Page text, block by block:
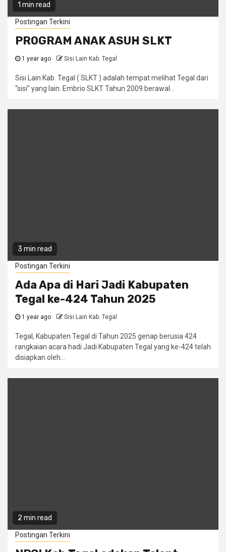
1 min read
Postingan Terkini
PROGRAM ANAK ASUH SLKT
1 year ago Sisi Lain Kab. Tegal
Sisi Lain Kab. Tegal ( SLKT ) adalah tempat melihat Tegal dari
“sisi” yang lain. Embrio SLKT Tahun 2009 berawal...
3 min read
Postingan Terkini
Ada Apa di Hari Jadi Kabupaten
Tegal ke-424 Tahun 2025
1 year ago Sisi Lain Kab. Tegal
Tegal, Kabupaten Tegal di Tahun 2025 genap berusia 424
rangkaian acara hadi Jadi Kabupaten Tegal yang ke-424 telah
disiapkan oleh...
2 min read
Postingan Terkini